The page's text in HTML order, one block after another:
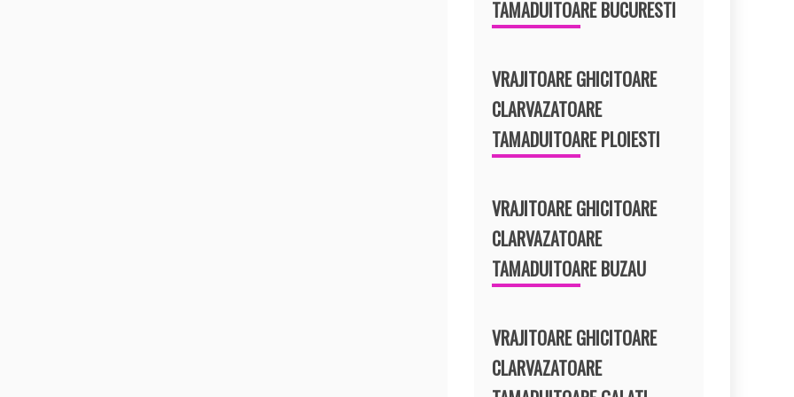
TAMADUITOARE BUCURESTI
VRAJITOARE GHICITOARE
CLARVAZATOARE
TAMADUITOARE PLOIESTI
VRAJITOARE GHICITOARE
CLARVAZATOARE
TAMADUITOARE BUZAU
VRAJITOARE GHICITOARE
CLARVAZATOARE